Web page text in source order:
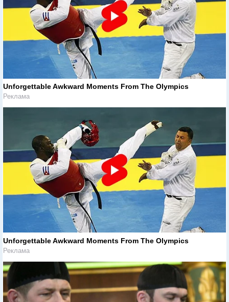
Unforgettable Awkward Moments From The Olympics
Реклама
Unforgettable Awkward Moments From The Olympics
Реклама